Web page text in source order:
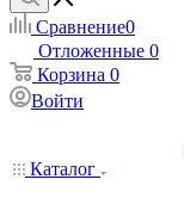
Сравнение0
Отложенные 0
Корзина 0
Войти
Каталог